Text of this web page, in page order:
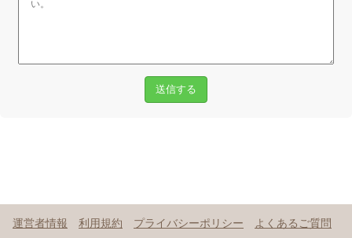
送信する
運営者情報 利用規約 プライバシーポリシー よくあるご質問